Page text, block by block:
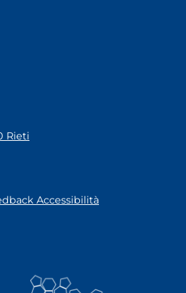
Rieti
Accessibilità